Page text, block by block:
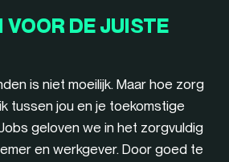
VOOR DE JUISTE
is niet moeilijk. Maar hoe zorg
tussen jou en je toekomstige
geloven we in het zorgvuldig
en werkgever. Door goed te